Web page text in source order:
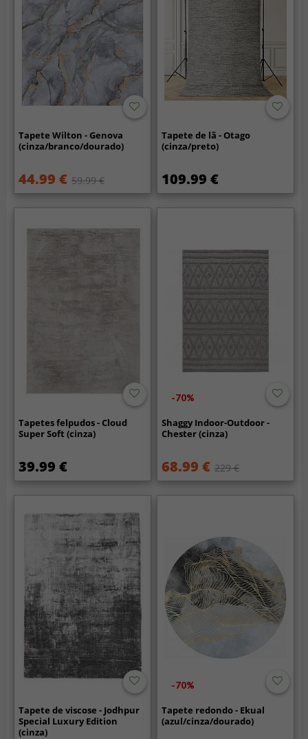
Tapete Wilton - Genova
(cinza/branco/dourado)
44.99 € 59.99 €
Tapete de lã - Otago
(cinza/preto)
109.99 €
Tapetes felpudos - Cloud
Super Soft (cinza)
39.99 €
-70%
Shaggy Indoor-Outdoor -
Chester (cinza)
68.99 € 229 €
Tapete de viscose - Jodhpur
Special Luxury Edition
(cinza)
-70%
Tapete redondo - Ekual
(azul/cinza/dourado)